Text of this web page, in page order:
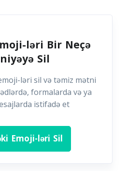
ləri Bir Neçə
Sil
ləri sil və təmiz mətni
formalarda və ya
istifadə et.
Emoji-ləri Sil